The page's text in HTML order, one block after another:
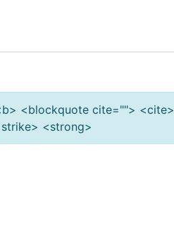
<blockquote cite=""> <cite>
<strong>